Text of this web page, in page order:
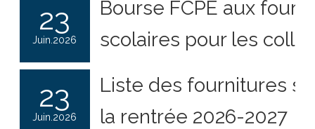
23
Juin.2026
Bourse FCPE aux
scolaires pour les
23
Juin.2026
Liste des fournitures
la rentrée 2026-2027